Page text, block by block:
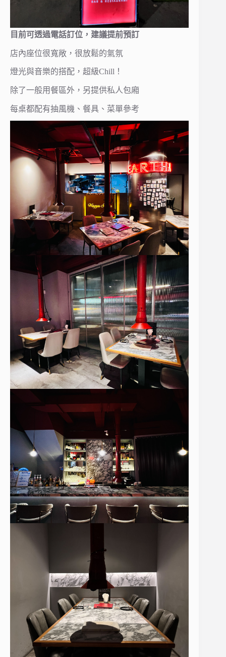
目前可透過電話訂位，建議提前預訂
店內座位很寬敞，很放鬆的氣氛
燈光與音樂的搭配，超級Chill！
除了一般用餐區外，另提供私人包廂
每桌都配有抽風機、餐具、菜單參考